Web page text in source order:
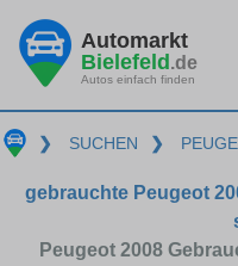
Automarkt
Bielefeld.de
Autos einfach finden
❯ SUCHEN ❯
gebrauchte Peugeot
Peugeot 2008